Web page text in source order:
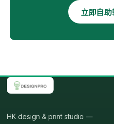
立即自
HK design & print studio —